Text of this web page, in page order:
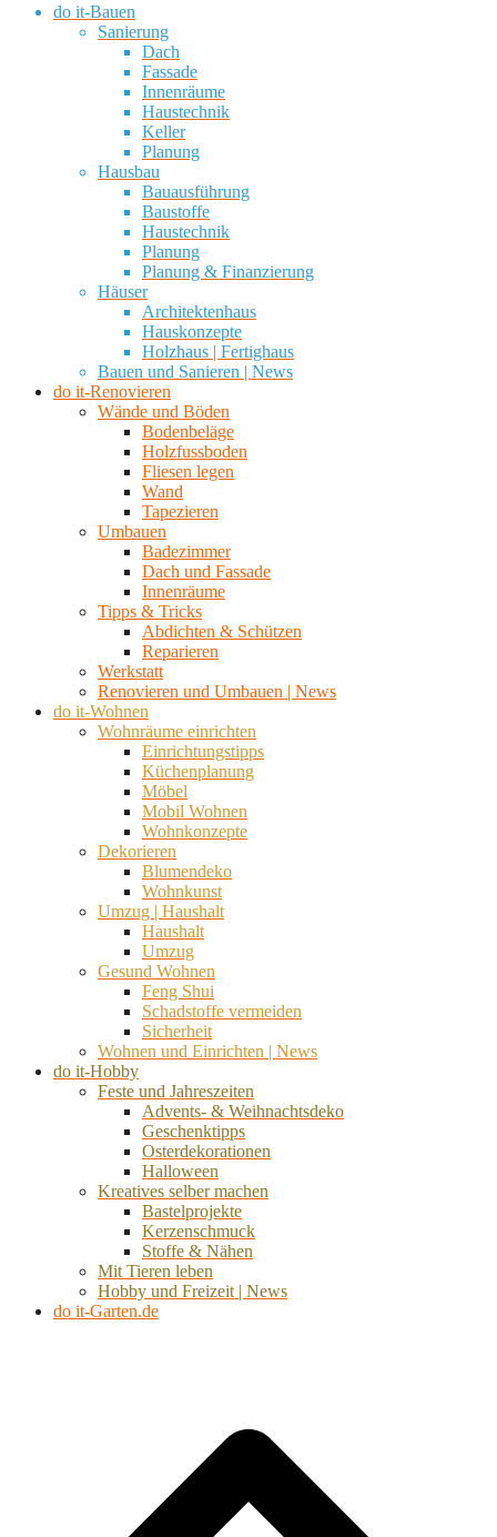
do it-Bauen
Sanierung
Dach
Fassade
Innenräume
Haustechnik
Keller
Planung
Hausbau
Bauausführung
Baustoffe
Haustechnik
Planung
Planung & Finanzierung
Häuser
Architektenhaus
Hauskonzepte
Holzhaus | Fertighaus
Bauen und Sanieren | News
do it-Renovieren
Wände und Böden
Bodenbeläge
Holzfussboden
Fliesen legen
Wand
Tapezieren
Umbauen
Badezimmer
Dach und Fassade
Innenräume
Tipps & Tricks
Abdichten & Schützen
Reparieren
Werkstatt
Renovieren und Umbauen | News
do it-Wohnen
Wohnräume einrichten
Einrichtungstipps
Küchenplanung
Möbel
Mobil Wohnen
Wohnkonzepte
Dekorieren
Blumendeko
Wohnkunst
Umzug | Haushalt
Haushalt
Umzug
Gesund Wohnen
Feng Shui
Schadstoffe vermeiden
Sicherheit
Wohnen und Einrichten | News
do it-Hobby
Feste und Jahreszeiten
Advents- & Weihnachtsdeko
Geschenktipps
Osterdekorationen
Halloween
Kreatives selber machen
Bastelprojekte
Kerzenschmuck
Stoffe & Nähen
Mit Tieren leben
Hobby und Freizeit | News
do it-Garten.de